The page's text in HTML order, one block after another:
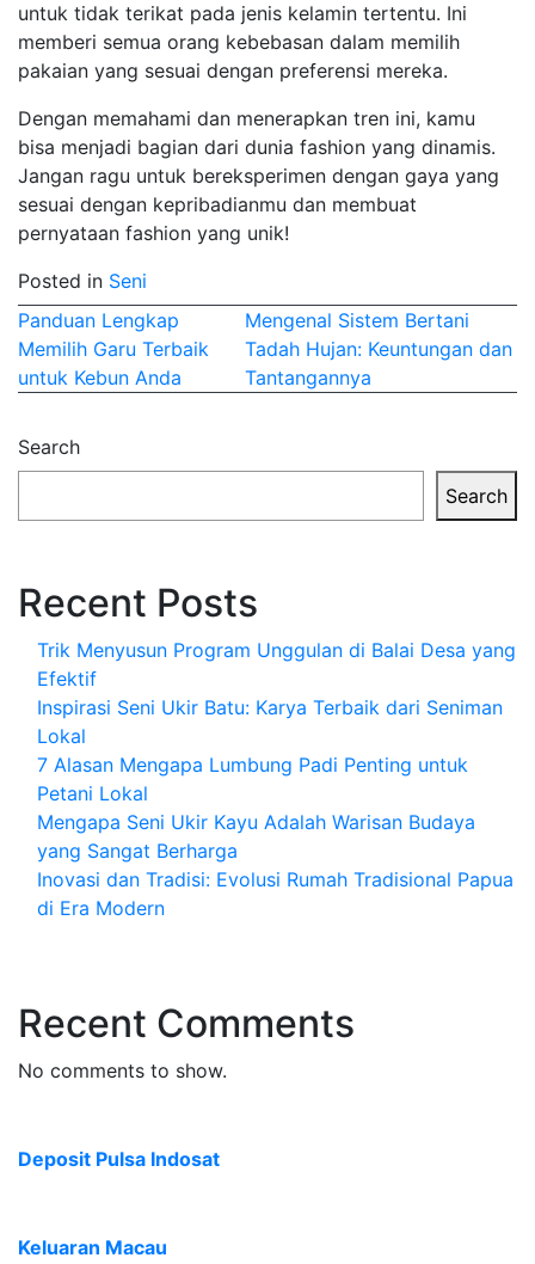
untuk tidak terikat pada jenis kelamin tertentu. Ini
memberi semua orang kebebasan dalam memilih
pakaian yang sesuai dengan preferensi mereka.
Dengan memahami dan menerapkan tren ini, kamu
bisa menjadi bagian dari dunia fashion yang dinamis.
Jangan ragu untuk bereksperimen dengan gaya yang
sesuai dengan kepribadianmu dan membuat
pernyataan fashion yang unik!
Posted in Seni
Post
navigation
Panduan Lengkap
Memilih Garu Terbaik
untuk Kebun Anda
Mengenal Sistem Bertani
Tadah Hujan: Keuntungan dan
Tantangannya
Search
Search
Recent Posts
Trik Menyusun Program Unggulan di Balai Desa yang
Efektif
Inspirasi Seni Ukir Batu: Karya Terbaik dari Seniman
Lokal
7 Alasan Mengapa Lumbung Padi Penting untuk
Petani Lokal
Mengapa Seni Ukir Kayu Adalah Warisan Budaya
yang Sangat Berharga
Inovasi dan Tradisi: Evolusi Rumah Tradisional Papua
di Era Modern
Recent Comments
No comments to show.
Deposit Pulsa Indosat
Keluaran Macau